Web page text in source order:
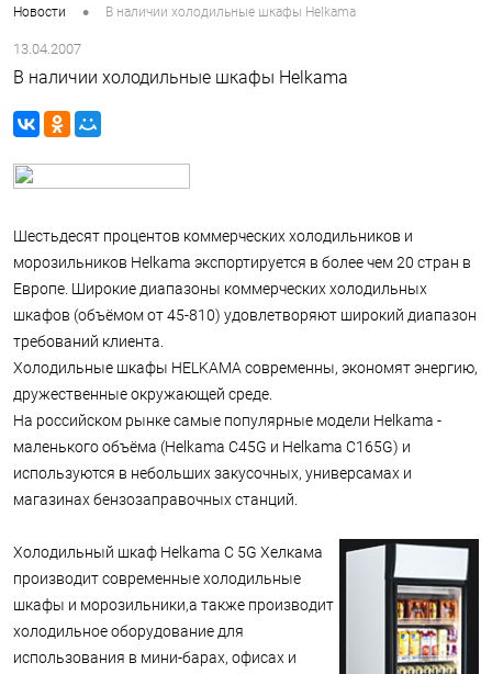
Новости • В наличии холодильные шкафы Helkama
13.04.2007
В наличии холодильные шкафы Helkama
Шестьдесят процентов коммерческих холодильников и
морозильников Helkama экспортируется в более чем 20 стран в
Европе. Широкие диапазоны коммерческих холодильных
шкафов (объёмом от 45-810) удовлетворяют широкий диапазон
требований клиента.
Холодильные шкафы HELKAMA современны, экономят энергию,
дружественные окружающей среде.
На российском рынке самые популярные модели Helkama -
маленького объёма (Helkama C45G и Helkama C165G) и
используются в небольших закусочных, универсамах и
магазинах бензозаправочных станций.
Холодильный шкаф Helkama C 5G Хелкама
производит современные холодильные
шкафы и морозильники,а также производит
холодильное оборудование для
использования в мини-барах, офисах и